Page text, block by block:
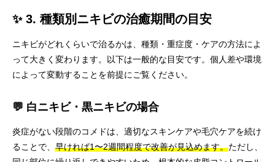
✨ 3. 種類別ニキビの治癒期間の目安
ニキビがどれくらいで治るかは、種類・重症度・ケアの方法によ
って大きく変わります。以下は一般的な目安です。個人差や環境
によって変動することを前提にご覧ください。
💬 白ニキビ・黒ニキビの場合
炎症がない段階のコメドは、適切なスキンケアや毛穴ケアを続け
ることで、 早ければ1〜2週間程度で改善が見込めます。ただし、